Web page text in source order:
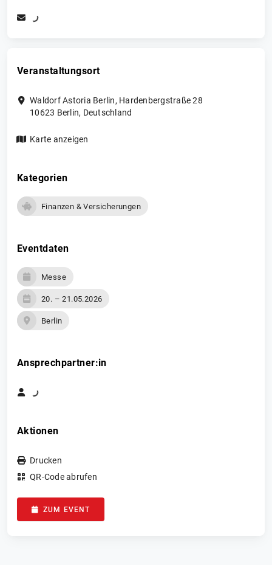
Veranstaltungsort
Waldorf Astoria Berlin, Hardenbergstraße 28
10623 Berlin, Deutschland
Karte anzeigen
Kategorien
Finanzen & Versicherungen
Eventdaten
Messe
20. – 21.05.2026
Berlin
Ansprechpartner:in
Aktionen
Drucken
QR-Code abrufen
ZUM EVENT